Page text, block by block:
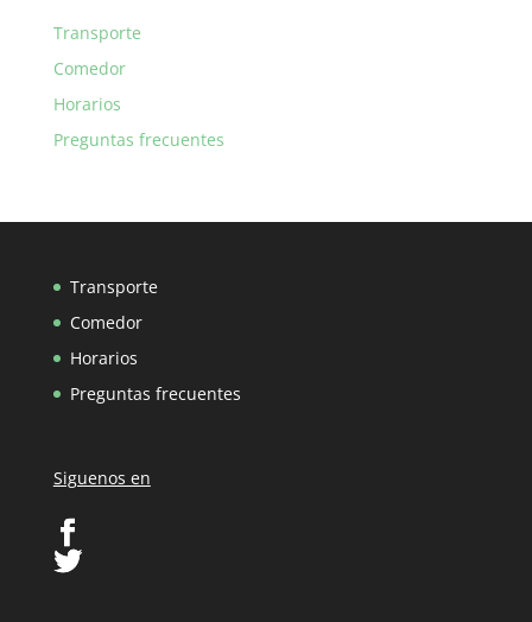
Transporte
Comedor
Horarios
Preguntas frecuentes
Transporte
Comedor
Horarios
Preguntas frecuentes
Siguenos en